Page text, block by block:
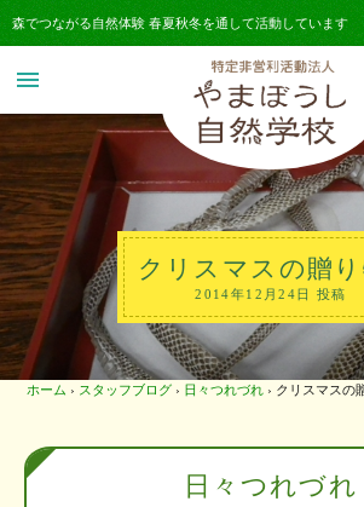
森でつながる自然体験 春夏秋冬を通して活動しています
menu
クリスマスの贈り
2014年12月24日 投稿
ホーム › スタッフブログ › 日々つれづれ › クリスマスの
日々つれづれ